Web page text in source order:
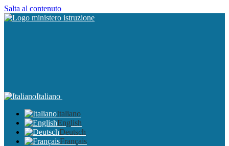
Salta al contenuto
Italiano
Italiano
English
Deutsch
Français